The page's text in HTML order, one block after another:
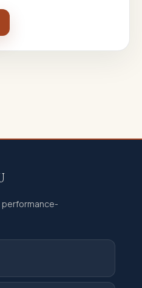
performance-